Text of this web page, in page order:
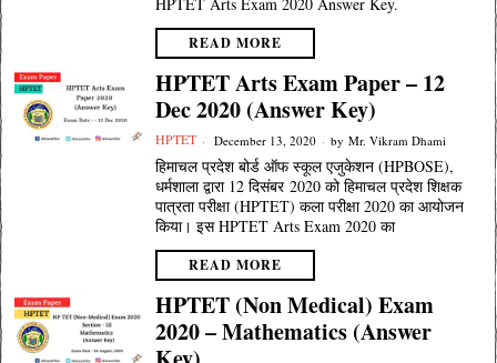
READ MORE
HPTET Arts Exam Paper – 12
Dec 2020 (Answer Key)
HPTET December 13, 2020 by Mr. Vikram Dhami
हिमाचल प्रदेश बोर्ड ऑफ स्कूल एजुकेशन (HPBOSE),
धर्मशाला द्वारा 12 दिसंबर 2020 को हिमाचल प्रदेश शिक्षक
पात्रता परीक्षा (HPTET) कला परीक्षा 2020 का आयोजन
किया। इस HPTET Arts Exam 2020 का
READ MORE
HPTET (Non Medical) Exam
2020 – Mathematics (Answer